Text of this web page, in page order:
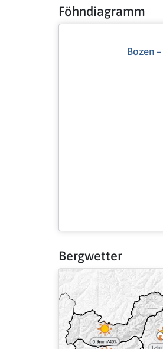
Föhndiagramm
Bozen
Bergwetter